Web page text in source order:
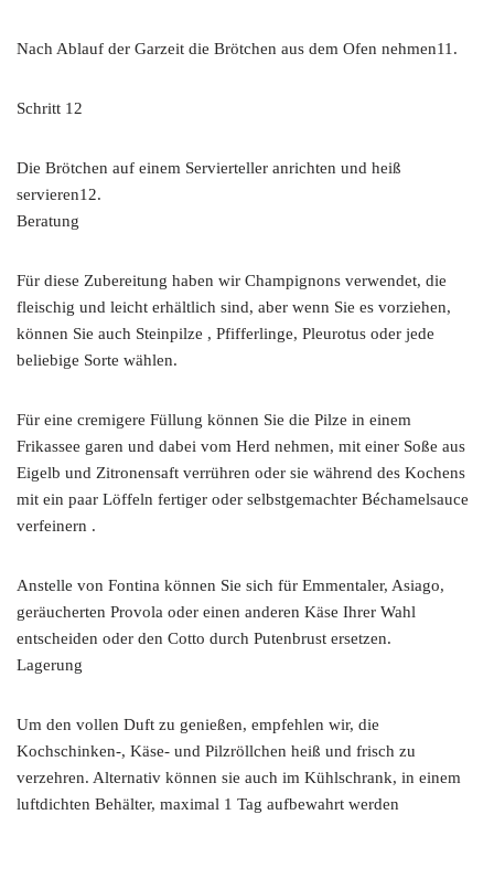
Nach Ablauf der Garzeit die Brötchen aus dem Ofen nehmen11.
Schritt 12
Die Brötchen auf einem Servierteller anrichten und heiß
servieren12.
Beratung
Für diese Zubereitung haben wir Champignons verwendet, die
fleischig und leicht erhältlich sind, aber wenn Sie es vorziehen,
können Sie auch Steinpilze , Pfifferlinge, Pleurotus oder jede
beliebige Sorte wählen.
Für eine cremigere Füllung können Sie die Pilze in einem
Frikassee garen und dabei vom Herd nehmen, mit einer Soße aus
Eigelb und Zitronensaft verrühren oder sie während des Kochens
mit ein paar Löffeln fertiger oder selbstgemachter Béchamelsauce
verfeinern .
Anstelle von Fontina können Sie sich für Emmentaler, Asiago,
geräucherten Provola oder einen anderen Käse Ihrer Wahl
entscheiden oder den Cotto durch Putenbrust ersetzen.
Lagerung
Um den vollen Duft zu genießen, empfehlen wir, die
Kochschinken-, Käse- und Pilzröllchen heiß und frisch zu
verzehren. Alternativ können sie auch im Kühlschrank, in einem
luftdichten Behälter, maximal 1 Tag aufbewahrt werden